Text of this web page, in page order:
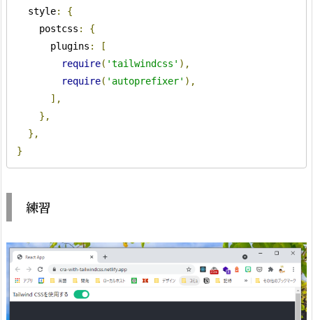
  style
:
{
    postcss
:
{
      plugins
:
[
require( 'tailwindcss' ),
require( 'autoprefixer' ),
],
},
},
}
練習